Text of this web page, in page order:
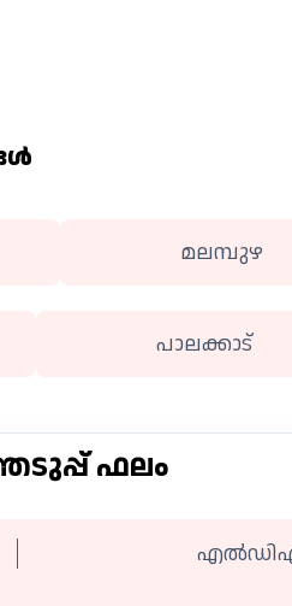
മലമ്പുഴ
പാലക്കാട്
ഫലം